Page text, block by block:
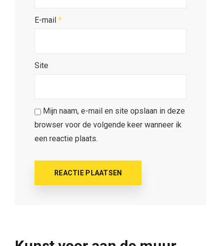
E-mail *
Site
Mijn naam, e-mail en site opslaan in deze
browser voor de volgende keer wanneer ik
een reactie plaats.